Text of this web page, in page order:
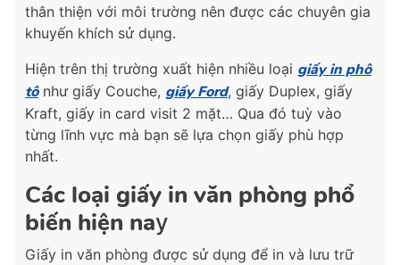
thân thiện với môi trường nên được các chuyên gia
khuyến khích sử dụng.
Hiện trên thị trường xuất hiện nhiều loại giấy in phô
tônhư giấy Couche, giấy Ford, giấy Duplex, giấy
Kraft, giấy in card visit 2 mặt… Qua đó tuỳ vào
từng lĩnh vực mà bạn sẽ lựa chọn giấy phù hợp
nhất.
Các loại giấy in văn phòng phổ
biến hiện nay
Giấy in văn phòng được sử dụng để in và lưu trữ